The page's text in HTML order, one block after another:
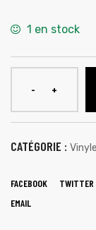
1 en stock
CATÉGORIE :
FACEBOOK TWITTER
EMAIL